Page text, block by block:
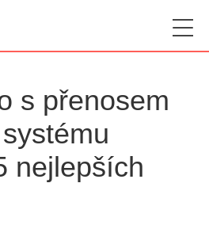
s přenosem
nejlepších